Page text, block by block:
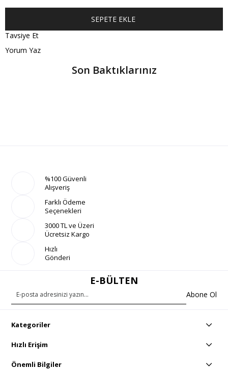
Tavsiye Et
Yorum Yaz
Son Baktıklarınız
%100 Güvenli
Alışveriş
Farklı Ödeme
Seçenekleri
3000 TL ve Üzeri
Ücretsiz Kargo
Hızlı
Gönderi
E-BÜLTEN
Abone Ol
Kategoriler
Hızlı Erişim
Önemli Bilgiler